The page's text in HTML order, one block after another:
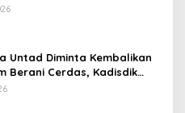
Untad Diminta Kembalikan
Berani Cerdas, Kadisdik
Boleh Terima Beasiswa